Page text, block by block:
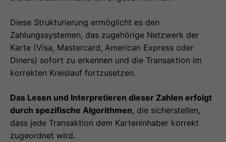
Diese Strukturierung ermöglicht es den
Zahlungssystemen, das zugehörige Netzwerk der
Karte (Visa, Mastercard, American Express oder
Diners) sofort zu erkennen und die Transaktion im
korrekten Kreislauf fortzusetzen.
Das Lesen und Interpretieren dieser Zahlen erfolgt
durch spezifische Algorithmen, die sicherstellen,
dass jede Transaktion dem Karteninhaber korrekt
zugeordnet wird.